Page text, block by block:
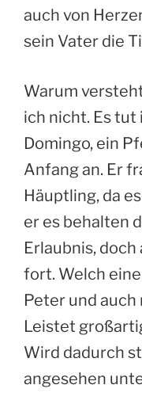
auch von
sein Vater die
Warum
ich nicht. Es tut
Domingo, ein
Anfang an. Er
Häuptling, da
er es behalten
Erlaubnis, doch
fort. Welch
Peter und
Leistet
Wird dadurch
angesehen